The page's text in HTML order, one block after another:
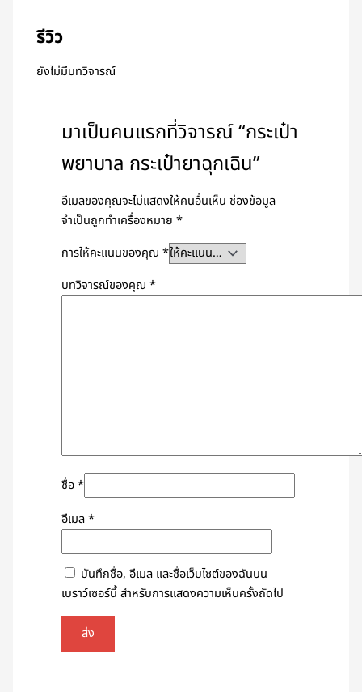
รีวิว
ยังไม่มีบทวิจารณ์
มาเป็นคนแรกที่วิจารณ์ “กระเป๋า
พยาบาล กระเป๋ายาฉุกเฉิน”
อีเมลของคุณจะไม่แสดงให้คนอื่นเห็น ช่องข้อมูล
จำเป็นถูกทำเครื่องหมาย*
การให้คะแนนของคุณ*
บทวิจารณ์ของคุณ*
ชื่อ*
อีเมล*
บันทึกชื่อ, อีเมล และชื่อเว็บไซต์ของฉันบน
เบราว์เซอร์นี้ สำหรับการแสดงความเห็นครั้งถัดไป